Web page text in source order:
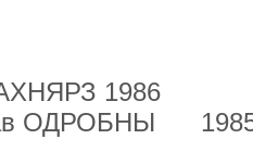
1986
ОДРОБНЫ